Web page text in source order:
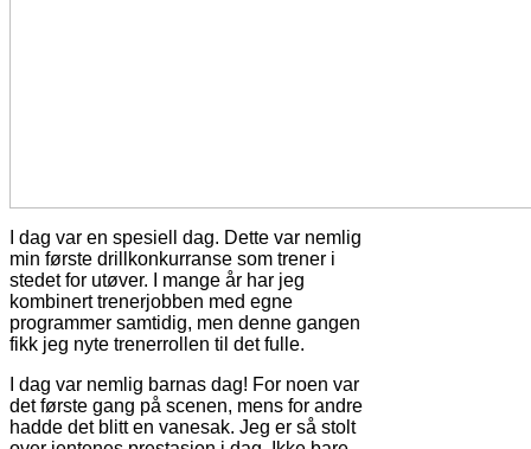
I dag var en spesiell dag. Dette var nemlig
min første drillkonkurranse som trener i
stedet for utøver. I mange år har jeg
kombinert trenerjobben med egne
programmer samtidig, men denne gangen
fikk jeg nyte trenerrollen til det fulle.
I dag var nemlig barnas dag! For noen var
det første gang på scenen, mens for andre
hadde det blitt en vanesak. Jeg er så stolt